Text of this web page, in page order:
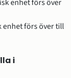
enhet förs över
förs över till
i